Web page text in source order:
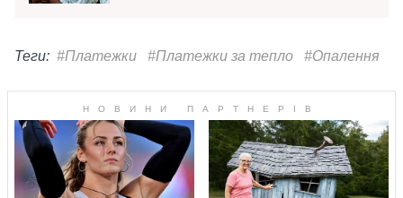
Теги: #Платежки #Платежки за тепло #Опалення